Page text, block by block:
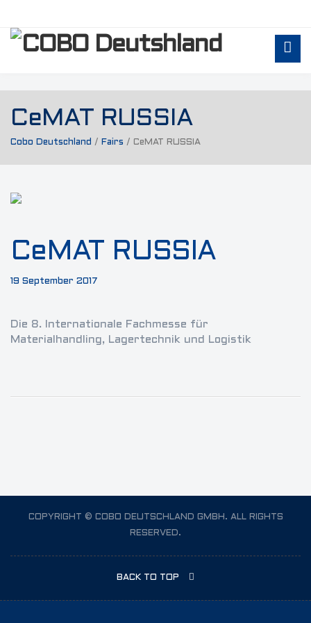
CeMAT RUSSIA
Cobo Deutschland / Fairs / CeMAT RUSSIA
CeMAT RUSSIA
19 September 2017
Die 8. Internationale Fachmesse für
Materialhandling, Lagertechnik und Logistik
COPYRIGHT © COBO DEUTSCHLAND GMBH. ALL RIGHTS
RESERVED.
BACK TO TOP